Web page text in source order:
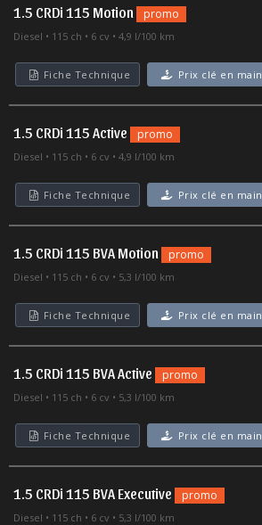
1.5 CRDi 115 Motion promo
Diesel 115 ch 6 cv 4,9 l/100 km
Fiche Technique Prix clé en main
1.5 CRDi 115 Active promo
Diesel 115 ch 6 cv 4,9 l/100 km
Fiche Technique Prix clé en main
1.5 CRDi 115 BVA Motion promo
Diesel 115 ch 6 cv 5,3 l/100 km
Fiche Technique Prix clé en main
1.5 CRDi 115 BVA Active promo
Diesel 115 ch 6 cv 5,3 l/100 km
Fiche Technique Prix clé en main
1.5 CRDi 115 BVA Executive promo
Diesel 115 ch 6 cv 5,3 l/100 km